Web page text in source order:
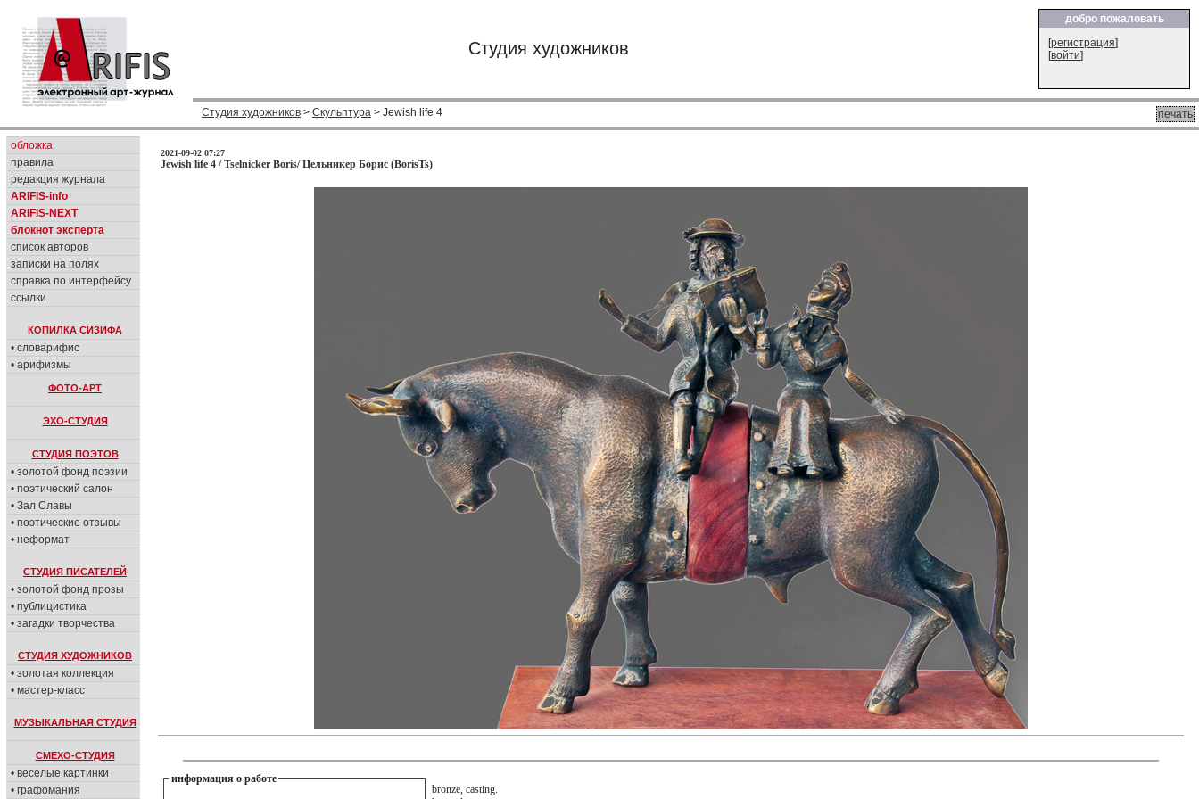
Студия художников
добро пожаловать
[регистрация]
[войти]
печать
Студия художников > Скульптура > Jewish life 4
обложка
правила
редакция журнала
ARIFIS-info
ARIFIS-NEXT
блокнот эксперта
список авторов
записки на полях
справка по интерфейсу
ссылки
КОПИЛКА СИЗИФА
• словарифис
• арифизмы
ФОТО-АРТ
ЭХО-СТУДИЯ
СТУДИЯ ПОЭТОВ
• золотой фонд поэзии
• поэтический салон
• Зал Славы
• поэтические отзывы
• неформат
СТУДИЯ ПИСАТЕЛЕЙ
• золотой фонд прозы
• публицистика
• загадки творчества
СТУДИЯ ХУДОЖНИКОВ
• золотая коллекция
• мастер-класс
МУЗЫКАЛЬНАЯ СТУДИЯ
СМЕХО-СТУДИЯ
• веселые картинки
• графомания
2021-09-02 07:27
Jewish life 4 / Tselnicker Boris/ Цельникер Борис (BorisTs)
информация о работе
bronze, casting.